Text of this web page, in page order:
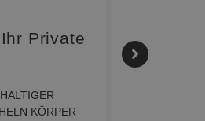
Private
KÖRPER